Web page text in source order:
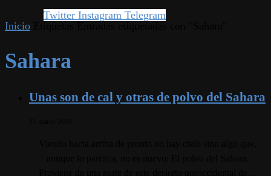
Twitter Instagram Telegram
Inicio
Sahara
Unas son de cal y otras de polvo del Sahara